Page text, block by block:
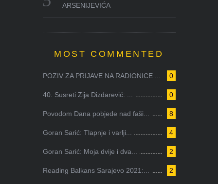
ARSENIJEVIĆA
MOST COMMENTED
0
POZIV ZA PRIJAVE NA RADIONICE ...
0
40. Susreti Zija Dizdarević: ...
8
Povodom Dana pobjede nad faši...
4
Goran Sarić: Tlapnje i varlji...
2
Goran Sarić: Moja dvije i dva...
2
Reading Balkans Sarajevo 2021:...